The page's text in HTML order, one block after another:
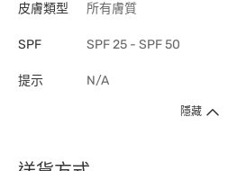
皮膚類型 所有膚質
SPF SPF 25 - SPF 50
提示 N/A
隱藏